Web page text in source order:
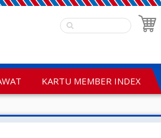
KARTU MEMBER INDEX